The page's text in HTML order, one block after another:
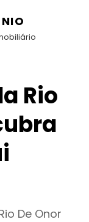
Rio
De Onor